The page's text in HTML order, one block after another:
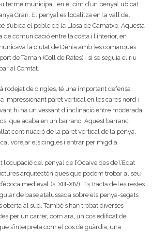
terme municipal, en el cim d’un penyal ubicat
Gran. El penyal es localitza en la vall del
s’ubica el poble de la Llosa de Camatxo. Aquesta
de comunicació entre la costa i l’interior, en
la ciutat de Dénia amb les comarques
de Tarnan (Coll de Rates) i si se seguia el riu
al Comtat.
rodejat de cingles, té una important defensa
impressionant paret vertical en les cares nord i
hi ha un vessant d’inclinació entre moderada
que acaba en un barranc. Aquest barranc
continuació de la paret vertical de la penya.
vorejar els cingles i entrar per migdia.
l’ocupació del penyal de l’Ocaive des de l’Edat
arquitectòniques que podem trobar al seu
medieval (s. XIII-XIV). Es tracta de les restes
de base atalussada sobre els penya-segats,
oberta al sud. També s’han trobat diverses
per un carrer, com ara, un cos edificat de
s’interpreta com el cos de guàrdia, una